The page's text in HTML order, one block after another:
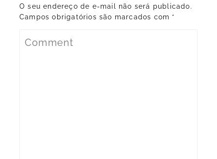
O seu endereço de e-mail não será publicado.
Campos obrigatórios são marcados com *